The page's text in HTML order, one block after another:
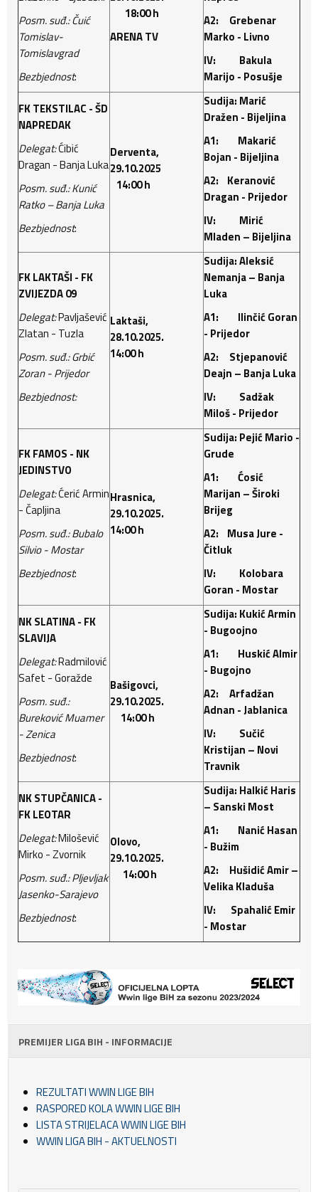
Posm. suđ.: Čuić
Tomislav-
Tomislavgrad
Bezbjednost:
18:00 h
ARENA TV
A2: Grebenar
Marko - Livno
IV: Bakula
Marijo - Posušje
FK TEKSTILAC - ŠD
NAPREDAK
Delegat:Ćibić
Dragan - Banja Luka
Posm. suđ.: Kunić
Ratko – Banja Luka
Bezbjednost:
Derventa,
29.10.2025
14:00 h
Sudija: Marić
Dražen - Bijeljina
A1: Makarić
Bojan - Bijeljina
A2: Keranović
Dragan - Prijedor
IV: Mirić
Mladen – Bijeljina
FK LAKTAŠI - FK
ZVIJEZDA 09
Delegat:Pavljašević
Zlatan - Tuzla
Posm. suđ.: Grbić
Zoran - Prijedor
Bezbjednost:
Laktaši,
28.10.2025.
14:00 h
Sudija: Aleksić
Nemanja – Banja
Luka
A1: Ilinčić Goran
- Prijedor
A2: Stjepanović
Deajn – Banja Luka
IV: Sadžak
Miloš - Prijedor
FK FAMOS - NK
JEDINSTVO
Delegat:Ćerić Armin
- Čapljina
Posm. suđ.: Bubalo
Silvio - Mostar
Bezbjednost:
Hrasnica,
29.10.2025.
14:00 h
Sudija: Pejić Mario -
Grude
A1: Ćosić
Marijan – Široki
Brijeg
A2: Musa Jure -
Čitluk
IV: Kolobara
Goran - Mostar
NK SLATINA - FK
SLAVIJA
Delegat:Radmilović
Safet - Goražde
Posm. suđ.:
Bureković Muamer
- Zenica
Bezbjednost:
Bašigovci,
29.10.2025.
14:00 h
Sudija: Kukić Armin
- Bugoojno
A1: Huskić Almir
- Bugojno
A2: Arfadžan
Adnan - Jablanica
IV: Sučić
Kristijan – Novi
Travnik
NK STUPČANICA -
FK LEOTAR
Delegat:Milošević
Mirko - Zvornik
Posm. suđ.: Pljevljak
Jasenko-Sarajevo
Bezbjednost:
Olovo,
29.10.2025.
14:00 h
Sudija: Halkić Haris
– Sanski Most
A1: Nanić Hasan
- Bužim
A2: Hušidić Amir –
Velika Kladuša
IV: Spahalić Emir
- Mostar
PREMIJER LIGA BIH - INFORMACIJE
REZULTATI WWIN LIGE BIH
RASPORED KOLA WWIN LIGE BIH
LISTA STRIJELACA WWIN LIGE BIH
WWIN LIGA BIH - AKTUELNOSTI